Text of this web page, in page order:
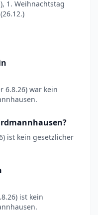
1. Weihnachtstag
6.8.26) war kein
ist kein gesetzlicher
ist kein